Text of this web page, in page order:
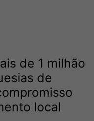
de 1 milhão
de
local